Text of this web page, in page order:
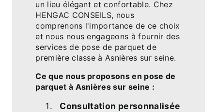
un lieu élégant et confortable. Chez
HENGAC CONSEILS, nous
comprenons l'importance de ce choix
et nous nous engageons à fournir des
services de pose de parquet de
première classe à Asnières sur seine.
Ce que nous proposons en pose de
parquet à Asnières sur seine :
Consultation personnalisée